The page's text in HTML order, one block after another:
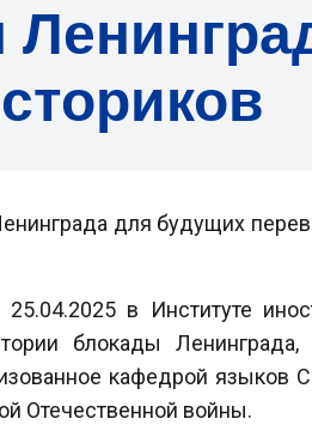
для будущих
в Институте
блокады Ленинграда,
кафедрой языков
Отечественной войны.